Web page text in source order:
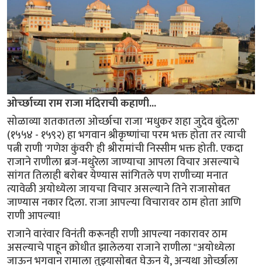
ओर्च्छाच्या राम राजा मंदिराची कहाणी...
सोळाव्या शतकातला ओर्च्छाचा राजा 'मधुकर शहा जुदेव बुंदेला'
(१५५४ - १५९२) हा भगवान श्रीकृष्णांचा परम भक्त होता तर त्याची
पत्नी राणी 'गणेश कुंवरी' ही श्रीरामांची निस्सीम भक्त होती. एकदा
राजाने राणीला ब्रज-मथुरेला जाण्याचा आपला विचार असल्याचे
सांगत तिलाही बरोबर येण्यास सांगितले पण राणीच्या मनात
त्यावेळी अयोध्येला जायचा विचार असल्याने तिने राजासोबत
जाण्यास नकार दिला. राजा आपल्या विचारावर ठाम होता आणि
राणी आपल्या!
राजाने वारंवार विनंती करूनही राणी आपल्या नकारावर ठाम
असल्याचे पाहून क्रोधीत झालेलया राजाने राणीला "अयोध्येला
जाऊन भगवान रामाला तुझ्यासोबत घेऊन ये, अन्यथा ओर्च्छाला